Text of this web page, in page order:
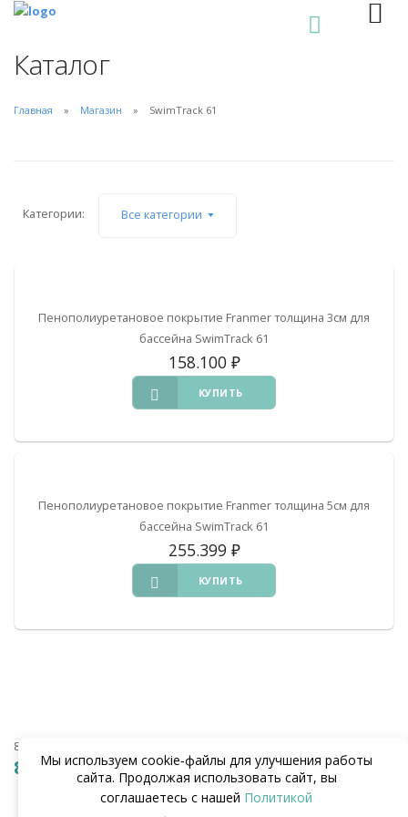
Каталог
Главная Магазин SwimTrack 61
Категории: Все категории
Пенополиуретановое покрытие Franmer толщина 3см для
бассейна SwimTrack 61
158.100 ₽
КУПИТЬ
Пенополиуретановое покрытие Franmer толщина 5см для
бассейна SwimTrack 61
255.399 ₽
КУПИТЬ
8 (938) 441-20-90
8 (862) 291-20-90
Мы используем cookie‑файлы для улучшения работы
сайта. Продолжая использовать сайт, вы
соглашаетесь с нашей Политикой